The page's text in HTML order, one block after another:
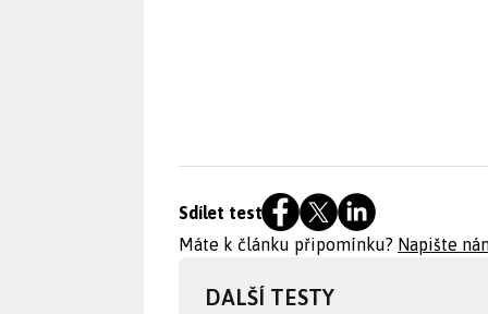
Sdílet test
Máte k článku připomínku? Napište
DALŠÍ TESTY